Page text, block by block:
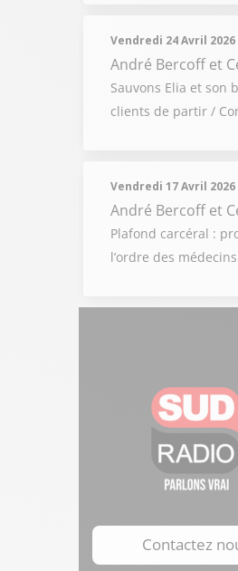
Vendredi 24 Avril 2026
André Bercoff et
Sauvons Elia et
clients de partir /
Vendredi 17 Avril 2026
André Bercoff et
Plafond carcéral :
l’ordre des
Contactez